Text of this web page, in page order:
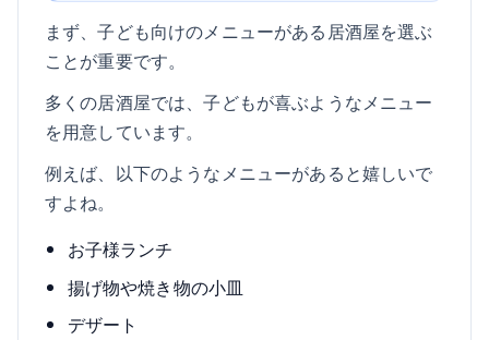
まず、子ども向けのメニューがある居酒屋を選ぶ
ことが重要です。
多くの居酒屋では、子どもが喜ぶようなメニュー
を用意しています。
例えば、以下のようなメニューがあると嬉しいで
すよね。
お子様ランチ
揚げ物や焼き物の小皿
デザート